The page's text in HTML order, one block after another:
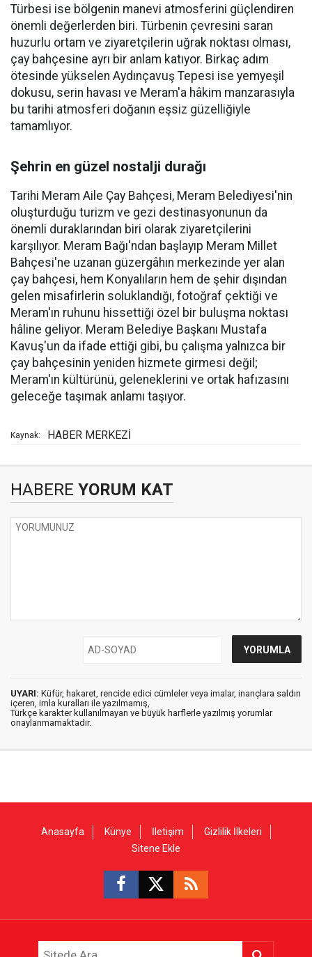
Türbesi ise bölgenin manevi atmosferini güçlendiren
önemli değerlerden biri. Türbenin çevresini saran
huzurlu ortam ve ziyaretçilerin uğrak noktası olması,
çay bahçesine ayrı bir anlam katıyor. Birkaç adım
ötesinde yükselen Aydınçavuş Tepesi ise yemyeşil
dokusu, serin havası ve Meram'a hâkim manzarasıyla
bu tarihi atmosferi doğanın eşsiz güzelliğiyle
tamamlıyor.
Şehrin en güzel nostalji durağı
Tarihi Meram Aile Çay Bahçesi, Meram Belediyesi'nin
oluşturduğu turizm ve gezi destinasyonunun da
önemli duraklarından biri olarak ziyaretçilerini
karşılıyor. Meram Bağı'ndan başlayıp Meram Millet
Bahçesi'ne uzanan güzergâhın merkezinde yer alan
çay bahçesi, hem Konyalıların hem de şehir dışından
gelen misafirlerin soluklandığı, fotoğraf çektiği ve
Meram'ın ruhunu hissettiği özel bir buluşma noktası
hâline geliyor. Meram Belediye Başkanı Mustafa
Kavuş'un da ifade ettiği gibi, bu çalışma yalnızca bir
çay bahçesinin yeniden hizmete girmesi değil;
Meram'ın kültürünü, geleneklerini ve ortak hafızasını
geleceğe taşımak anlamı taşıyor.
Kaynak: HABER MERKEZİ
HABERE YORUM KAT
UYARI: Küfür, hakaret, rencide edici cümleler veya imalar, inançlara saldırı
içeren, imla kuralları ile yazılmamış,
Türkçe karakter kullanılmayan ve büyük harflerle yazılmış yorumlar
onaylanmamaktadır.
Anasayfa Künye İletişim
Gizlilik İlkeleri
Sitene Ekle